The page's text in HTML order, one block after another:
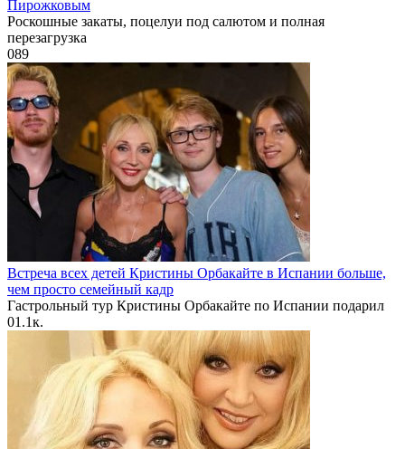
Пирожковым
Роскошные закаты, поцелуи под салютом и полная
перезагрузка
089
Встреча всех детей Кристины Орбакайте в Испании больше,
чем просто семейный кадр
Гастрольный тур Кристины Орбакайте по Испании подарил
01.1к.